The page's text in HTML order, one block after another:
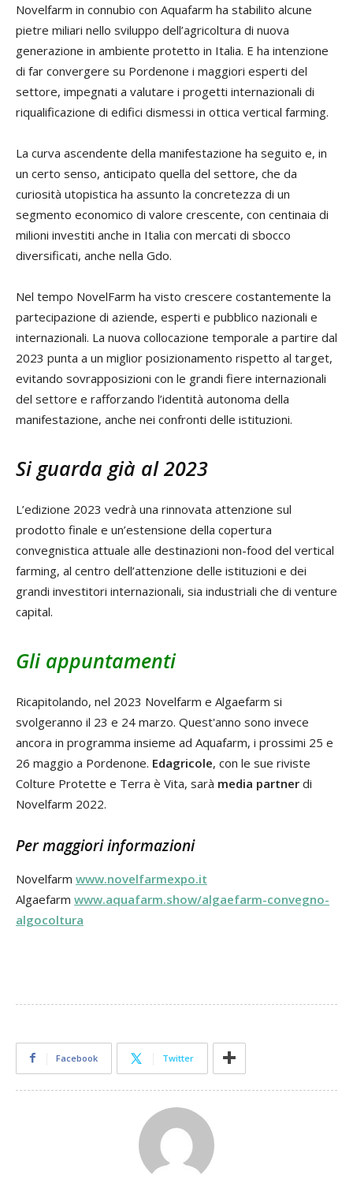
Novelfarm in connubio con Aquafarm ha stabilito alcune
pietre miliari nello sviluppo dell’agricoltura di nuova
generazione in ambiente protetto in Italia. E ha intenzione
di far convergere su Pordenone i maggiori esperti del
settore, impegnati a valutare i progetti internazionali di
riqualificazione di edifici dismessi in ottica vertical farming.
La curva ascendente della manifestazione ha seguito e, in
un certo senso, anticipato quella del settore, che da
curiosità utopistica ha assunto la concretezza di un
segmento economico di valore crescente, con centinaia di
milioni investiti anche in Italia con mercati di sbocco
diversificati, anche nella Gdo.
Nel tempo NovelFarm ha visto crescere costantemente la
partecipazione di aziende, esperti e pubblico nazionali e
internazionali. La nuova collocazione temporale a partire dal
2023 punta a un miglior posizionamento rispetto al target,
evitando sovrapposizioni con le grandi fiere internazionali
del settore e rafforzando l’identità autonoma della
manifestazione, anche nei confronti delle istituzioni.
Si guarda già al 2023
L’edizione 2023 vedrà una rinnovata attenzione sul
prodotto finale e un’estensione della copertura
convegnistica attuale alle destinazioni non-food del vertical
farming, al centro dell’attenzione delle istituzioni e dei
grandi investitori internazionali, sia industriali che di venture
capital.
Gli appuntamenti
Ricapitolando, nel 2023 Novelfarm e Algaefarm si
svolgeranno il 23 e 24 marzo. Quest'anno sono invece
ancora in programma insieme ad Aquafarm, i prossimi 25 e
26 maggio a Pordenone. Edagricole, con le sue riviste
Colture Protette e Terra è Vita, sarà media partner di
Novelfarm 2022.
Per maggiori informazioni
Novelfarm www.novelfarmexpo.it
Algaefarm www.aquafarm.show/algaefarm-convegno-
algocoltura
Facebook Twitter